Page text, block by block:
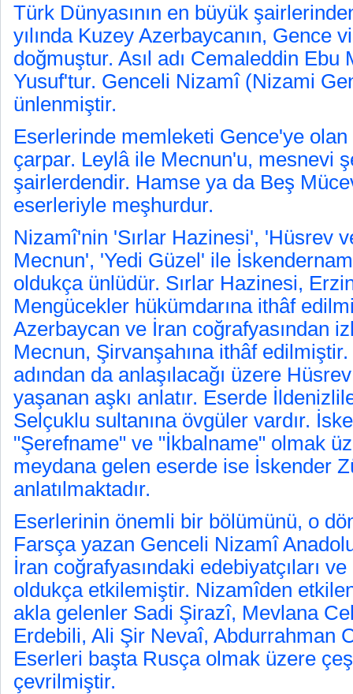
Türk Dünyasının en büyük
yılında Kuzey Azerbaycanın, Gence
doğmuştur. Asıl adı Cemaleddin
Yusuf'tur. Genceli Nizamî (Nizami
ünlenmiştir.
Eserlerinde memleketi Gence'ye
çarpar. Leylâ ile Mecnun'u, mesnevi
şairlerdendir. Hamse ya da Beş
eserleriyle meşhurdur.
Nizamî'nin 'Sırlar Hazinesi', 'Hüsrev
Mecnun', 'Yedi Güzel' ile
oldukça ünlüdür. Sırlar Hazinesi,
Mengücekler hükümdarına ithâf
Azerbaycan ve İran coğrafyasından
Mecnun, Şirvanşahına ithâf
adından da anlaşılacağı üzere
yaşanan aşkı anlatır. Eserde
Selçuklu sultanına övgüler vardır.
"Şerefname" ve "İkbalname" olmak
meydana gelen eserde ise İskender
anlatılmaktadır.
Eserlerinin önemli bir bölümünü, o
Farsça yazan Genceli Nizamî
İran coğrafyasındaki edebiyatçıları
oldukça etkilemiştir. Nizamîden
akla gelenler Sadi Şirazî, Mevlana
Erdebili, Ali Şir Nevaî, Abdurrahman
Eserleri başta Rusça olmak üzere
çevrilmiştir.